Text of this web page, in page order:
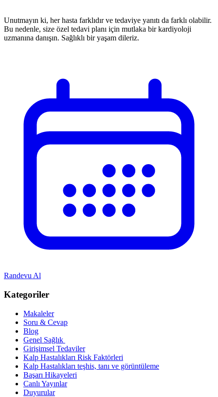
Unutmayın ki, her hasta farklıdır ve tedaviye yanıtı da farklı olabilir.
Bu nedenle, size özel tedavi planı için mutlaka bir kardiyoloji
uzmanına danışın. Sağlıklı bir yaşam dileriz.
Randevu Al
Kategoriler
Makaleler
Soru & Cevap
Blog
Genel Sağlık
Girişimsel Tedaviler
Kalp Hastalıkları Risk Faktörleri
Kalp Hastalıkları teşhis, tanı ve görüntüleme
Başarı Hikayeleri
Canlı Yayınlar
Duyurular